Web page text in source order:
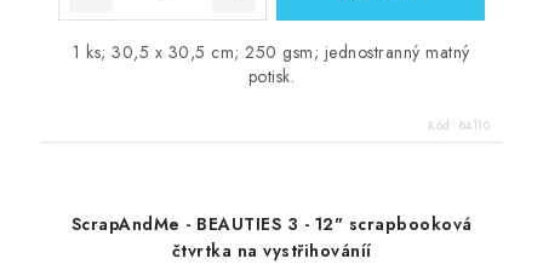
1 ks; 30,5 x 30,5 cm; 250 gsm; jednostranný matný
potisk.
Kód: 84110
ScrapAndMe - BEAUTIES 3 - 12" scrapbooková
čtvrtka na vystřihováníí